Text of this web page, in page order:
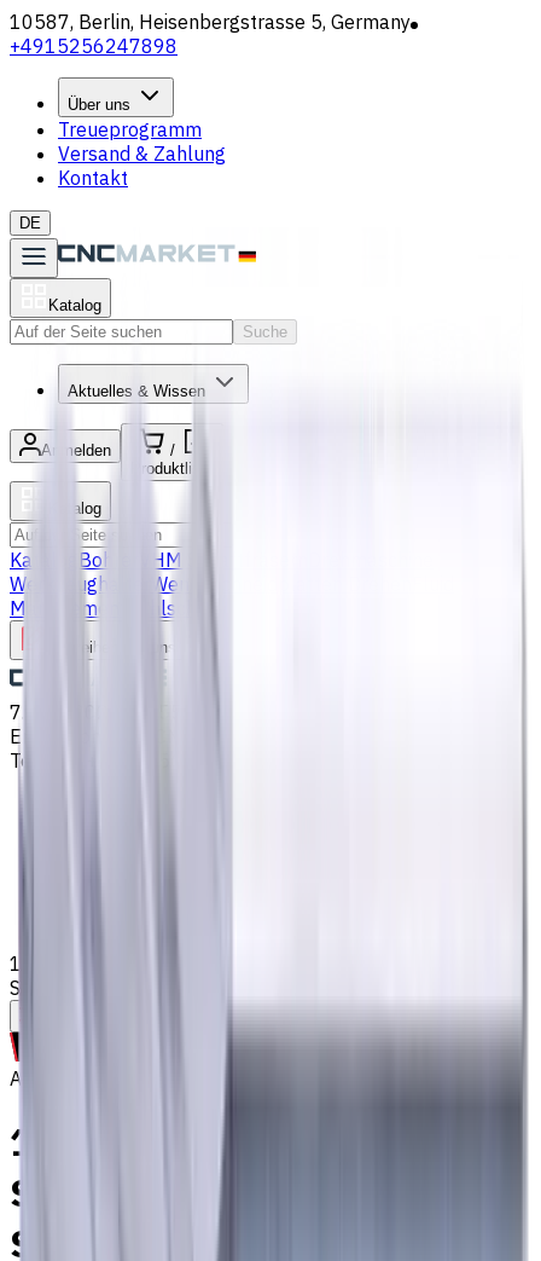
10587, Berlin, Heisenbergstrasse 5, Germany
+4915256247898
Über uns
Treueprogramm
Versand & Zahlung
Kontakt
DE
Katalog
Suche
Aktuelles & Wissen
Anmelden
/
Produktliste
Katalog
Katalog Bohrer VHM Schaftfräsern
Werkzeughalter
Wendeschneidplatten Drehen
Management
Kühlschmierstoffe (KSS)
Schreiben Sie uns
7. Aug. 2026, 06:55
Email
Telefon
18 mm VHM Schaftfräser, 4 Schneiden, Flach,
Standardlänge, Für P, M, K Materialien, AlCrN beschichtet
Auf Bestellung
18 mm VHM Schaftfräser, 4
Schneiden, Flach,
Standardlänge, Für P, M, K